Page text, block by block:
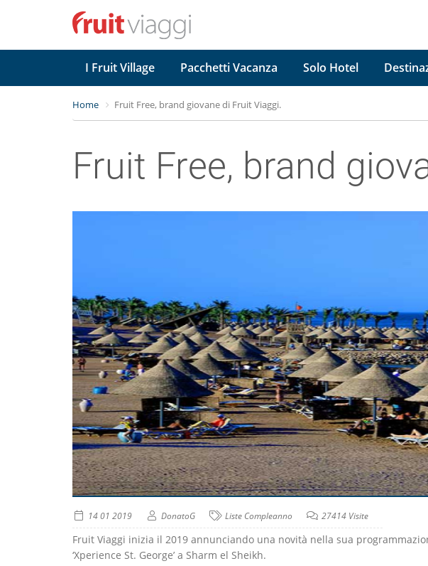
I Fruit Village Pacchetti Vacanza Solo Hotel
Home Fruit Free, brand giovane di Fruit Viaggi.
Fruit Free, brand
14 01 2019 DonatoG Liste Compleanno 27414 Visite
Fruit Viaggi inizia il 2019 annunciando una novità nella sua
‘Xperience St. George’ a Sharm el Sheikh.